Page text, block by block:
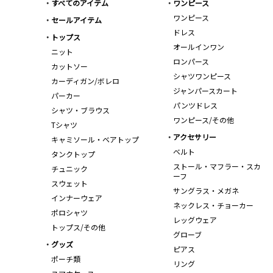
すべてのアイテム
セールアイテム
トップス
ニット
カットソー
カーディガン/ボレロ
パーカー
シャツ・ブラウス
Tシャツ
キャミソール・ベアトップ
タンクトップ
チュニック
スウェット
インナーウェア
ポロシャツ
トップス/その他
ワンピース
ワンピース
ドレス
オールインワン
ロンパース
シャツワンピース
ジャンパースカート
パンツドレス
ワンピース/その他
アクセサリー
ベルト
ストール・マフラー・スカ
ーフ
サングラス・メガネ
ネックレス・チョーカー
レッグウェア
グローブ
ピアス
リング
グッズ
ポーチ類